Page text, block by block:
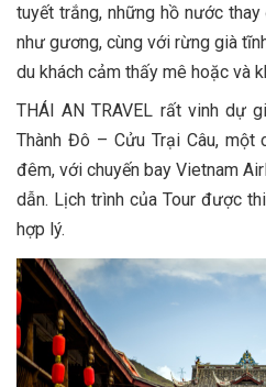
tuyết trắng, những hồ nước
như gương, cùng với rừng già
du khách cảm thấy mê hoặc và
THÁI AN TRAVEL rất vinh dự
Thành Đô – Cửu Trại Câu,
đêm, với chuyến bay Vietnam
dẫn. Lịch trình của Tour được
hợp lý.